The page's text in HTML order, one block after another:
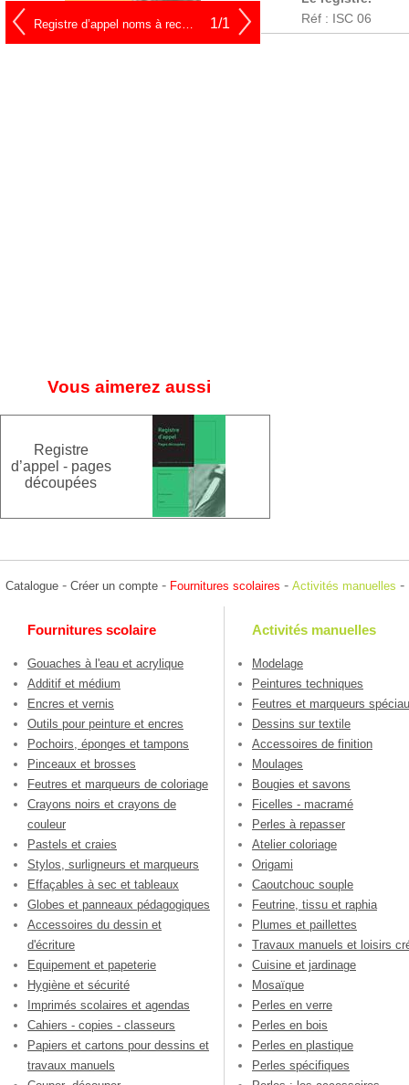
Registre d’appel noms à recopier 1/1
Réf : ISC 06
Vous aimerez aussi
Registre
d’appel - pages
découpées
Catalogue - Créer un compte - Fournitures scolaires - Activités manuelles -
Fournitures scolaire
Gouaches à l'eau et acrylique
Additif et médium
Encres et vernis
Outils pour peinture et encres
Pochoirs, éponges et tampons
Pinceaux et brosses
Feutres et marqueurs de coloriage
Crayons noirs et crayons de
couleur
Pastels et craies
Stylos, surligneurs et marqueurs
Effaçables à sec et tableaux
Globes et panneaux pédagogiques
Accessoires du dessin et
d'écriture
Equipement et papeterie
Hygiène et sécurité
Imprimés scolaires et agendas
Cahiers - copies - classeurs
Papiers et cartons pour dessins et
travaux manuels
Activités manuelles
Modelage
Peintures techniques
Feutres et marqueurs
Dessins sur textile
Accessoires de finition
Moulages
Bougies et savons
Ficelles - macramé
Perles à repasser
Atelier coloriage
Origami
Caoutchouc souple
Feutrine, tissu et raphia
Plumes et paillettes
Travaux manuels et loisirs
Cuisine et jardinage
Mosaïque
Perles en verre
Perles en bois
Perles en plastique
Perles spécifiques